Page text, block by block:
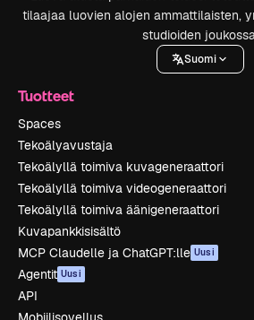
tilaajaa luovien alojen ammattilaisten,
studioiden
Suomi
Tuotteet
Spaces
Tekoälyavustaja
Tekoälyllä toimiva kuvageneraattori
Tekoälyllä toimiva videogeneraattori
Tekoälyllä toimiva äänigeneraattori
Kuvapankkisisältö
MCP Claudelle ja ChatGPT:lle Uusi
Agentit Uusi
API